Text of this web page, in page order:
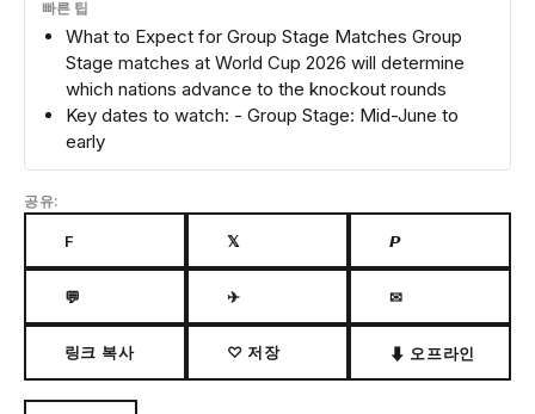
빠른 팁
What to Expect for Group Stage Matches Group
Stage matches at World Cup 2026 will determine
which nations advance to the knockout rounds
Key dates to watch: - Group Stage: Mid-June to
early
공유:
F 𝕏 𝙋
💬 ✈ ✉
링크 복사 ♡ 저장 ⬇ 오프라인